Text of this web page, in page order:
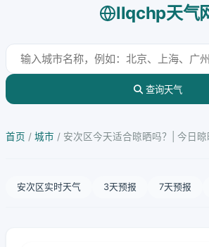
llqchp天气
查询天气
首页 / 城市 / 安次区今天适合晾晒吗？| 今日
安次区实时天气 3天预报 7天预报